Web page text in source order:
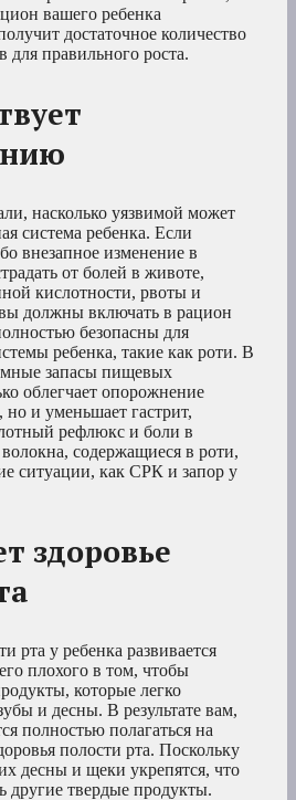
вашего ребенка
достаточное количество
для правильного роста.
насколько уязвимой может
система ребенка. Если
внезапное изменение в
от болей в животе,
кислотности, рвоты и
должны включать в рацион
безопасны для
ребенка, такие как роти. В
запасы пищевых
облегчает опорожнение
и уменьшает гастрит,
рефлюкс и боли в
содержащиеся в роти,
ситуации, как СРК и запор у
здоровье
рта у ребенка развивается
плохого в том, чтобы
которые легко
и десны. В результате вам,
полностью полагаться на
полости рта. Поскольку
десны и щеки укрепятся, что
другие твердые продукты.